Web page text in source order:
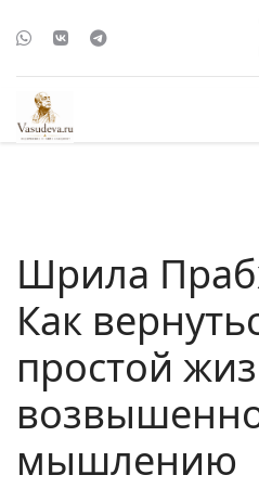
Шрила
Как
простой
мышлению